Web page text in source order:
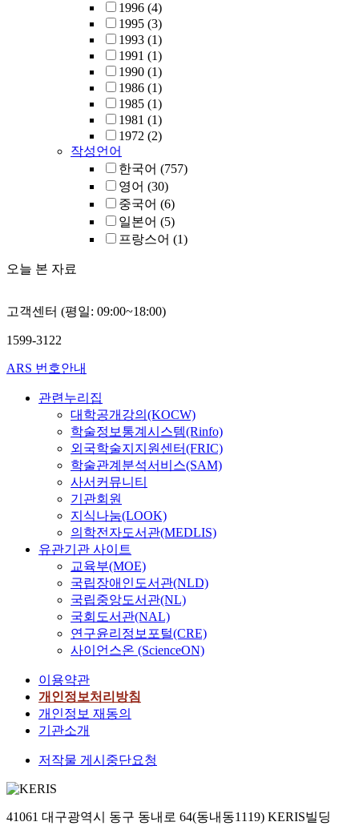
1996 (4)
1995 (3)
1993 (1)
1991 (1)
1990 (1)
1986 (1)
1985 (1)
1981 (1)
1972 (2)
작성언어
한국어 (757)
영어 (30)
중국어 (6)
일본어 (5)
프랑스어 (1)
오늘 본 자료
음을 확인할
고객센터 (평일: 09:00~18:00)
1599-3122
ARS 번호안내
관련누리집
대학공개강의(KOCW)
학술정보통계시스템(Rinfo)
외국학술지지원센터(FRIC)
학술관계분석서비스(SAM)
사서커뮤니티
기관회원
지식나눔(LOOK)
의학전자도서관(MEDLIS)
유관기관 사이트
교육부(MOE)
국립장애인도서관(NLD)
국립중앙도서관(NL)
국회도서관(NAL)
연구윤리정보포털(CRE)
사이언스온 (ScienceON)
이용약관
개인정보처리방침
개인정보 재동의
기관소개
저작물 게시중단요청
41061 대구광역시 동구 동내로 64(동내동1119) KERIS빌딩